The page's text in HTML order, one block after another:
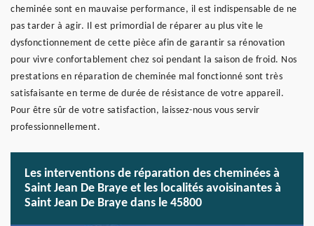
cheminée sont en mauvaise performance, il est indispensable de ne
pas tarder à agir. Il est primordial de réparer au plus vite le
dysfonctionnement de cette pièce afin de garantir sa rénovation
pour vivre confortablement chez soi pendant la saison de froid. Nos
prestations en réparation de cheminée mal fonctionné sont très
satisfaisante en terme de durée de résistance de votre appareil.
Pour être sûr de votre satisfaction, laissez-nous vous servir
professionnellement.
Les interventions de réparation des cheminées à
Saint Jean De Braye et les localités avoisinantes à
Saint Jean De Braye dans le 45800